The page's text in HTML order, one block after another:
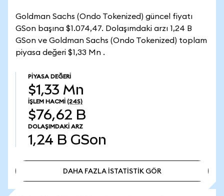
Goldman Sachs (Ondo Tokenized) güncel fiyatı
GSon başına $1.074,47. Dolaşımdaki arzı 1,24 B
GSon ve Goldman Sachs (Ondo Tokenized) toplam
piyasa değeri $1,33 Mn .
PIYASA DEĞERI
$1,33 Mn
İŞLEM HACMI (24S)
$76,62 B
DOLAŞIMDAKI ARZ
1,24 B GSon
DAHA FAZLA İSTATİSTİK GÖR